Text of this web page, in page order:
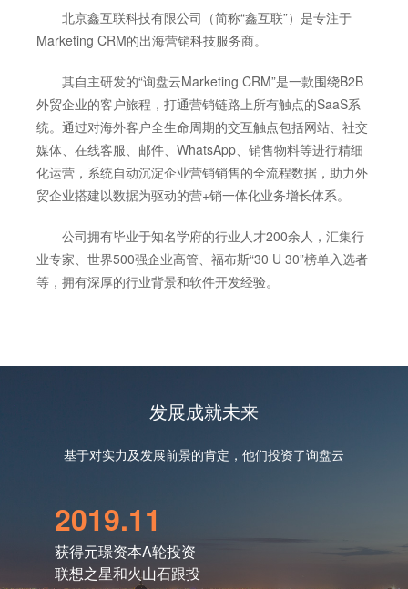
北京鑫互联科技有限公司（简称“鑫互联”）是专注于
Marketing CRM的出海营销科技服务商。
其自主研发的“询盘云Marketing CRM”是一款围绕B2B
外贸企业的客户旅程，打通营销链路上所有触点的SaaS系
统。通过对海外客户全生命周期的交互触点包括网站、社交
媒体、在线客服、邮件、WhatsApp、销售物料等进行精细
化运营，系统自动沉淀企业营销销售的全流程数据，助力外
贸企业搭建以数据为驱动的营+销一体化业务增长体系。
公司拥有毕业于知名学府的行业人才200余人，汇集行
业专家、世界500强企业高管、福布斯“30 U 30”榜单入选者
等，拥有深厚的行业背景和软件开发经验。
发展成就未来
基于对实力及发展前景的肯定，他们投资了询盘云
2019.11
获得元璟资本A轮投资
联想之星和火山石跟投
获得
2019年12月，「ToB行业头条」发布了2019年「ToB
行业影响力榜」，询盘云入选【ToB行业影响力·产品
价值榜】。